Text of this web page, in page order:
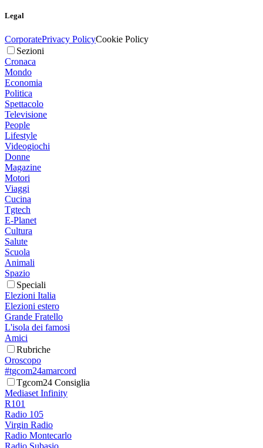
Legal
CorporatePrivacy PolicyCookie Policy
Sezioni
Cronaca
Mondo
Economia
Politica
Spettacolo
Televisione
People
Lifestyle
Videogiochi
Donne
Magazine
Motori
Viaggi
Cucina
Tgtech
E-Planet
Cultura
Salute
Scuola
Animali
Spazio
Speciali
Elezioni Italia
Elezioni estero
Grande Fratello
L'isola dei famosi
Amici
Rubriche
Oroscopo
#tgcom24amarcord
Tgcom24 Consiglia
Mediaset Infinity
R101
Radio 105
Virgin Radio
Radio Montecarlo
Radio Subasio